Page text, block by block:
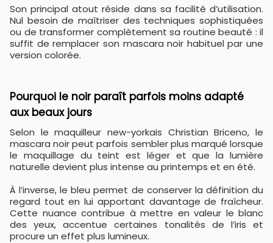
Son principal atout réside dans sa facilité d’utilisation.
Nul besoin de maîtriser des techniques sophistiquées
ou de transformer complètement sa routine beauté : il
suffit de remplacer son mascara noir habituel par une
version colorée.
Pourquoi le noir paraît parfois moins adapté
aux beaux jours
Selon le maquilleur new-yorkais Christian Briceno, le
mascara noir peut parfois sembler plus marqué lorsque
le maquillage du teint est léger et que la lumière
naturelle devient plus intense au printemps et en été.
À l’inverse, le bleu permet de conserver la définition du
regard tout en lui apportant davantage de fraîcheur.
Cette nuance contribue à mettre en valeur le blanc
des yeux, accentue certaines tonalités de l’iris et
procure un effet plus lumineux.